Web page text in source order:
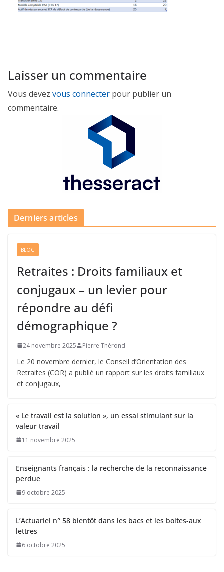
Laisser un commentaire
Vous devez vous connecter pour publier un
commentaire.
Derniers articles
BLOG
Retraites : Droits familiaux et
conjugaux – un levier pour
répondre au défi
démographique ?
24 novembre 2025 Pierre Thérond
Le 20 novembre dernier, le Conseil d’Orientation des
Retraites (COR) a publié un rapport sur les droits familiaux
et conjugaux,
« Le travail est la solution », un essai stimulant sur la
valeur travail
11 novembre 2025
Enseignants français : la recherche de la reconnaissance
perdue
9 octobre 2025
L’Actuariel n° 58 bientôt dans les bacs et les boites-aux
lettres
6 octobre 2025